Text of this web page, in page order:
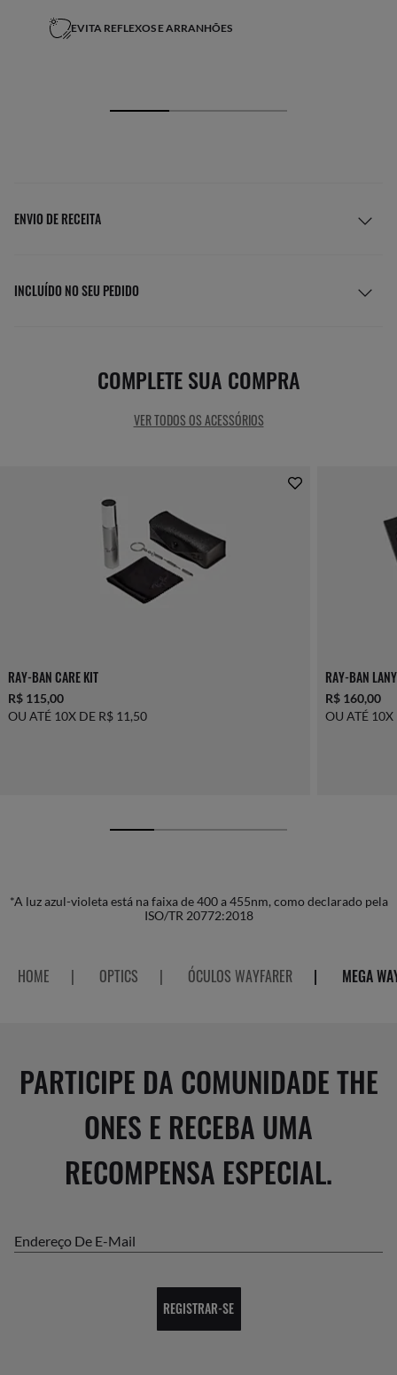
EVITA REFLEXOS E ARRANHÕES
ENVIO DE RECEITA
INCLUÍDO NO SEU PEDIDO
COMPLETE SUA COMPRA
VER TODOS OS ACESSÓRIOS
RAY-BAN CARE KIT
R$ 115,00
OU ATÉ 10X DE R$ 11,50
RAY-BAN
R$ 160,00
OU ATÉ
*A luz azul-violeta está na faixa de 400 a 455nm, como declarado pela
ISO/TR 20772:2018
HOME | OPTICS | ÓCULOS WAYFARER | MEGA
PARTICIPE DA COMUNIDADE THE
ONES E RECEBA UMA
RECOMPENSA ESPECIAL.
Endereço De E-Mail
REGISTRAR-SE